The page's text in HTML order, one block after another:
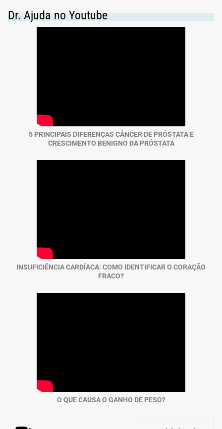
Dr. Ajuda no Youtube
5 PRINCIPAIS DIFERENÇAS CÂNCER DE PRÓSTATA E
CRESCIMENTO BENIGNO DA PRÓSTATA
INSUFICIÊNCIA CARDÍACA: COMO IDENTIFICAR O CORAÇÃO
FRACO?
O QUE CAUSA O GANHO DE PESO?